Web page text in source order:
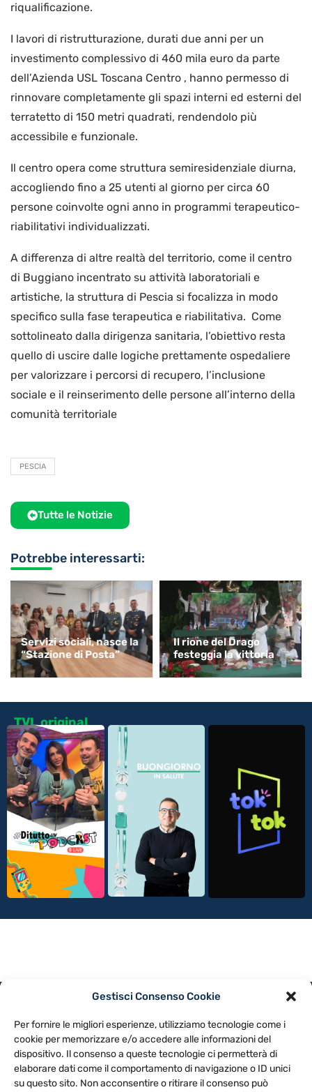
Gestisci Consenso Cookie
Per fornire le migliori esperienze, utilizziamo tecnologie come i
cookie per memorizzare e/o accedere alle informazioni del
dispositivo. Il consenso a queste tecnologie ci permetterà di
elaborare dati come il comportamento di navigazione o ID unici
su questo sito. Non acconsentire o ritirare il consenso può
riqualificazione.
I lavori di ristrutturazione, durati due anni per un
investimento complessivo di 460 mila euro da parte
dell’Azienda USL Toscana Centro , hanno permesso di
rinnovare completamente gli spazi interni ed esterni del
terratetto di 150 metri quadrati, rendendolo più
accessibile e funzionale.
Il centro opera come struttura semiresidenziale diurna,
accogliendo fino a 25 utenti al giorno per circa 60
persone coinvolte ogni anno in programmi terapeutico-
riabilitativi individualizzati.
A differenza di altre realtà del territorio, come il centro
di Buggiano incentrato su attività laboratoriali e
artistiche, la struttura di Pescia si focalizza in modo
specifico sulla fase terapeutica e riabilitativa. Come
sottolineato dalla dirigenza sanitaria, l’obiettivo resta
quello di uscire dalle logiche prettamente ospedaliere
per valorizzare i percorsi di recupero, l’inclusione
sociale e il reinserimento delle persone all’interno della
comunità territoriale
PESCIA
Tutte le Notizie
Potrebbe interessarti:
Servizi sociali, nasce la
“Stazione di Posta”
Il rione del Drago
festeggia la vittoria
TVL original
NOTE LEGALI
CONTATTACI PREFERENZE
TV LIBERA S.P.A.
Via Monteleonese 95/21 – 51100 Pistoia (PT)
Tel. 0573.9136 / Fax 0573.913615